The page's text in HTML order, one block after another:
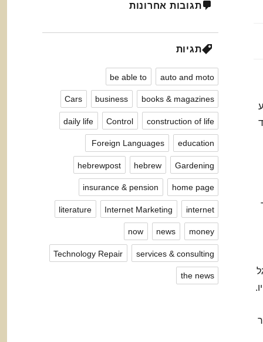
תגובות אחרונות
תגיות
auto and moto
be able to
books & magazines
business
Cars
construction of life
Control
daily life
education
Foreign Languages ​​
Gardening
hebrew
hebrewpost
home page
insurance & pension
internet
Internet Marketing
literature
money
news
now
services & consulting
Technology Repair
the news